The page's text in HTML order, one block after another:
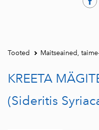
Tooted Maitseained,
KREETA
(Sideritis